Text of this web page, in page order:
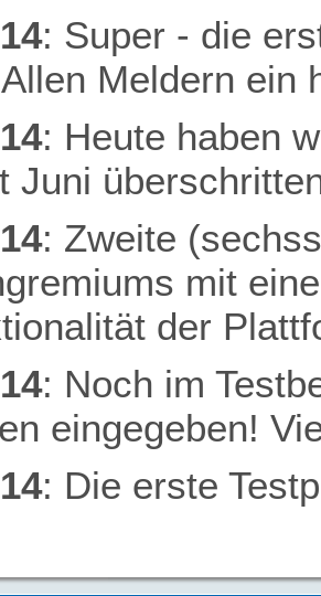
: Super - die
Meldern ein
: Heute haben
Juni
: Zweite
mit
der
: Noch im
eingegeben!
: Die erste